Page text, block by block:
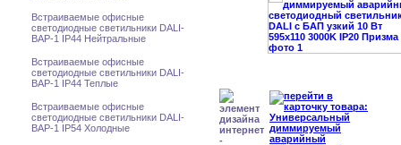
Встраиваемые офисные
светодиодные светильники DALI-
BAP-1 IP44 Нейтральные
Встраиваемые офисные
светодиодные светильники DALI-
BAP-1 IP44 Теплые
Встраиваемые офисные
светодиодные светильники DALI-
BAP-1 IP54 Холодные